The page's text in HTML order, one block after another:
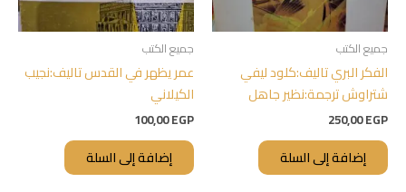
جميع الكتب
الفكر البري تاليف:كلود ليفي
شتراوش ترجمة:نظير جاهل
250,00EGP
إضافة إلى السلة
جميع الكتب
عمر يظهر في القدس تاليف:نجيب
الكيلاني
100,00EGP
إضافة إلى السلة